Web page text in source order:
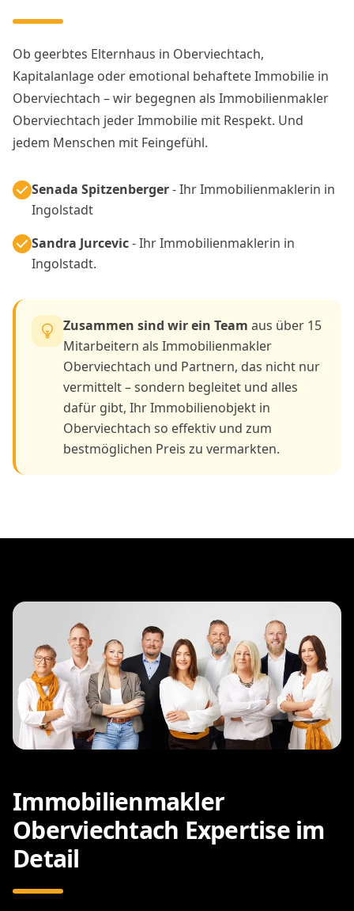
Ob geerbtes Elternhaus in Oberviechtach,
Kapitalanlage oder emotional behaftete Immobilie in
Oberviechtach – wir begegnen als Immobilienmakler
Oberviechtach jeder Immobilie mit Respekt. Und
jedem Menschen mit Feingefühl.
Senada Spitzenberger- Ihr Immobilienmaklerin in
Ingolstadt
Sandra Jurcevic- Ihr Immobilienmaklerin in
Ingolstadt.
Zusammen sind wir ein Team aus über 15
Mitarbeitern als Immobilienmakler
Oberviechtach und Partnern, das nicht nur
vermittelt – sondern begleitet und alles
dafür gibt, Ihr Immobilienobjekt in
Oberviechtach so effektiv und zum
bestmöglichen Preis zu vermarkten.
Immobilienmakler
Oberviechtach Expertise im
Detail